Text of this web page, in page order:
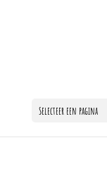
Selecteer een pagina